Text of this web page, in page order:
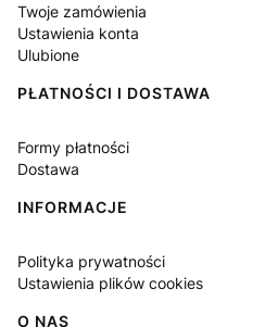
Twoje zamówienia
Ustawienia konta
Ulubione
PŁATNOŚCI I DOSTAWA
Formy płatności
Dostawa
INFORMACJE
Polityka prywatności
Ustawienia plików cookies
O NAS